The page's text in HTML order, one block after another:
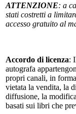
ATTENZIONE: a
stati costretti a
accesso gratuito al
Accordo di licenza:
autografa
propri canali, in
vietata la vendita, la
diffusione, la
basati sui libri che